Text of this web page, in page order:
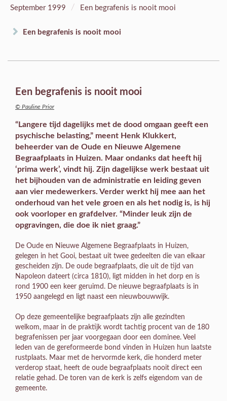
September 1999 / Een begrafenis is nooit mooi
Een begrafenis is nooit mooi
Een begrafenis is nooit mooi
© Pauline Prior
“Langere tijd dagelijks met de dood omgaan geeft een
psychische belasting,” meent Henk Klukkert,
beheerder van de Oude en Nieuwe Algemene
Begraafplaats in Huizen. Maar ondanks dat heeft hij
‘prima werk’, vindt hij. Zijn dagelijkse werk bestaat uit
het bijhouden van de administratie en leiding geven
aan vier medewerkers. Verder werkt hij mee aan het
onderhoud van het vele groen en als het nodig is, is hij
ook voorloper en grafdelver. “Minder leuk zijn de
opgravingen, die doe ik niet graag.”
De Oude en Nieuwe Algemene Begraafplaats in Huizen,
gelegen in het Gooi, bestaat uit twee gedeelten die van elkaar
gescheiden zijn. De oude begraafplaats, die uit de tijd van
Napoleon dateert (circa 1810), ligt midden in het dorp en is
rond 1900 een keer geruimd. De nieuwe begraafplaats is in
1950 aangelegd en ligt naast een nieuwbouwwijk.
Op deze gemeentelijke begraafplaats zijn alle gezindten
welkom, maar in de praktijk wordt tachtig procent van de 180
begrafenissen per jaar voorgegaan door een dominee. Veel
leden van de gereformeerde bond vinden in Huizen hun laatste
rustplaats. Maar met de hervormde kerk, die honderd meter
verderop staat, heeft de oude begraafplaats nooit direct een
relatie gehad. De toren van de kerk is zelfs eigendom van de
gemeente.